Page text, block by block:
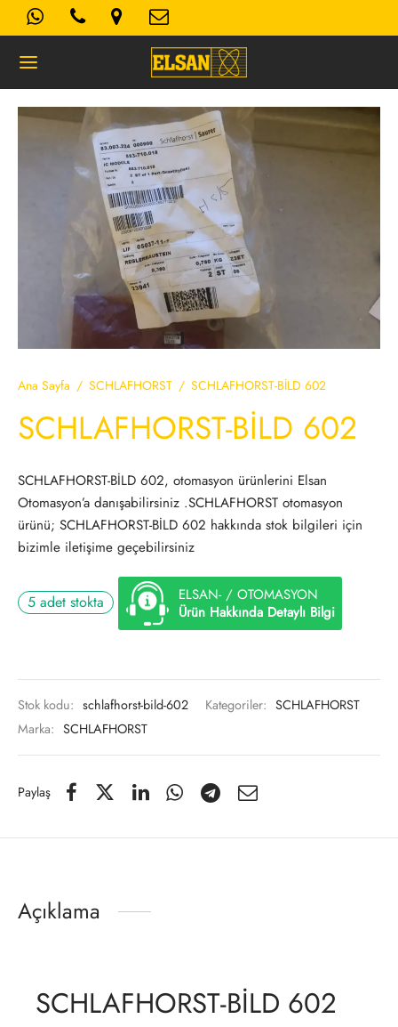
Ana Sayfa / SCHLAFHORST / SCHLAFHORST-BİLD 602
SCHLAFHORST-BİLD 602
SCHLAFHORST-BİLD 602, otomasyon ürünlerini Elsan
Otomasyon’a danışabilirsiniz .SCHLAFHORST otomasyon
ürünü; SCHLAFHORST-BİLD 602 hakkında stok bilgileri için
bizimle iletişime geçebilirsiniz
5 adet stokta
ELSAN- / OTOMASYON
Ürün Hakkında Detaylı Bilgi
Stok kodu: schlafhorst-bild-602 Kategoriler: SCHLAFHORST
Marka: SCHLAFHORST
Paylaş
Açıklama
SCHLAFHORST-BİLD 602
AYDINLATMA METNI
Koşulları